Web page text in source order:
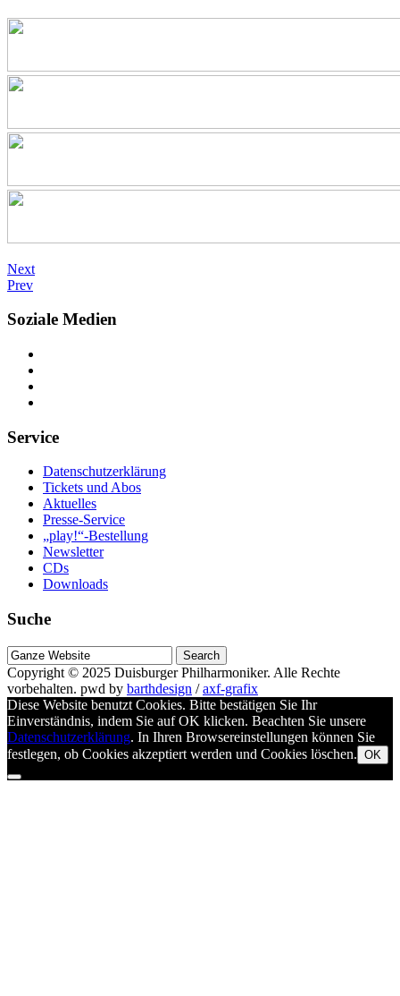
Next
Prev
Soziale Medien
Service
Datenschutzerklärung
Tickets und Abos
Aktuelles
Presse-Service
„play!“-Bestellung
Newsletter
CDs
Downloads
Suche
Suche
nach
Copyright © 2025 Duisburger Philharmoniker. Alle Rechte
vorbehalten. pwd by barthdesign /axf-grafix
Diese Website benutzt Cookies. Bitte bestätigen Sie Ihr
Einverständnis, indem Sie auf OK klicken. Beachten Sie unsere
Datenschutzerklärung. In Ihren Browsereinstellungen können Sie
festlegen, ob Cookies akzeptiert werden und Cookies löschen. OK